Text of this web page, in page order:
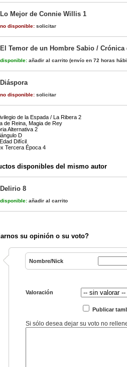
Lo Mejor de Connie Willis 1
no disponible: solicitar
El Temor de un Hombre Sabio /
disponible: añadir al carrito (envío en 72 horas
Diáspora
no disponible: solicitar
de la Espada / La Ribera 2
de Reina, Magia de Rey
Alternativa 2
D
Difícil
Tercera Época 4
disponibles del mismo autor
Delirio 8
disponible: añadir al carrito
su opinión o su voto?
Nombre/Nick
Valoración
Publicar
Si sólo desea dejar su voto no